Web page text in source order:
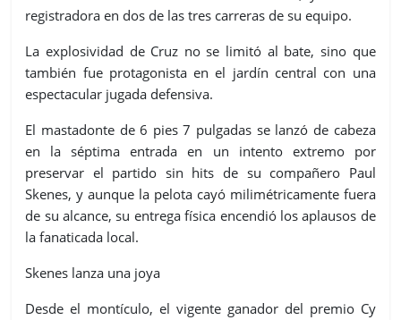
registradora en dos de las tres carreras de su equipo.
La explosividad de Cruz no se limitó al bate, sino que
también fue protagonista en el jardín central con una
espectacular jugada defensiva.
El mastadonte de 6 pies 7 pulgadas se lanzó de cabeza
en la séptima entrada en un intento extremo por
preservar el partido sin hits de su compañero Paul
Skenes, y aunque la pelota cayó milimétricamente fuera
de su alcance, su entrega física encendió los aplausos de
la fanaticada local.
Skenes lanza una joya
Desde el montículo, el vigente ganador del premio Cy